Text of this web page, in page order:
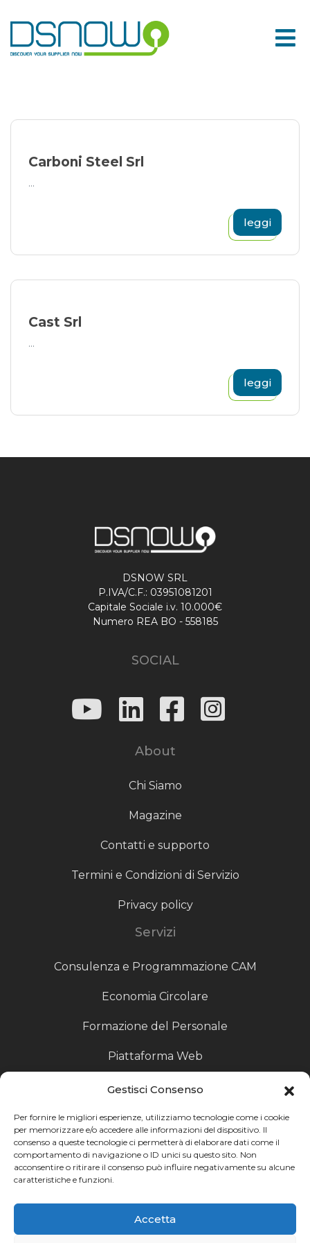
Gestisci Consenso
Per fornire le migliori esperienze, utilizziamo tecnologie come i cookie
per memorizzare e/o accedere alle informazioni del dispositivo. Il
consenso a queste tecnologie ci permetterà di elaborare dati come il
comportamento di navigazione o ID unici su questo sito. Non
acconsentire o ritirare il consenso può influire negativamente su alcune
caratteristiche e funzioni.
Accetta
to
content
Carboni Steel Srl
...
leggi
Cast Srl
...
leggi
DSNOW SRL
P.IVA/C.F.: 03951081201
Capitale Sociale i.v. 10.000€
Numero REA BO - 558185
SOCIAL
About
Chi Siamo
Magazine
Contatti e supporto
Termini e Condizioni di Servizio
Privacy policy
Servizi
Consulenza e Programmazione CAM
Economia Circolare
Formazione del Personale
Piattaforma Web
Scouting fornitori
Produzione Particolari
Raccoglitori di Fine Linea
Ricerca
Ricerca avanzata
Catalogo fornitori